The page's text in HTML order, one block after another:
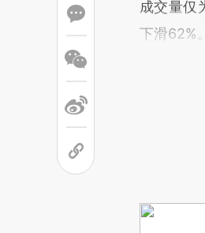
成交量仅
下滑62%。